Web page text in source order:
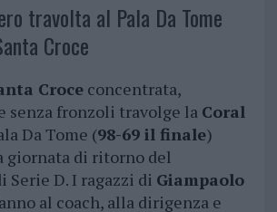
travolta al Pala Da Tome
Croce
Croceconcentrata,
senza fronzoli travolge la Coral
Da Tome (98-69 il finale)
giornata di ritorno del
Serie D. I ragazzi di Giampaolo
al coach, alla dirigenza e